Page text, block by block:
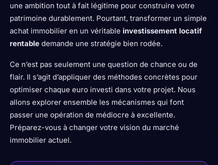
une ambition tout à fait légitime pour construire votre
patrimoine durablement. Pourtant, transformer un simple
achat immobilier en un véritable investissement locatif
rentable demande une stratégie bien rodée.
Ce n’est pas seulement une question de chance ou de
flair. Il s’agit d’appliquer des méthodes concrètes pour
optimiser chaque euro investi dans votre projet. Nous
allons explorer ensemble les mécanismes qui font
passer une opération de médiocre à excellente.
Préparez-vous à changer votre vision du marché
immobilier actuel.